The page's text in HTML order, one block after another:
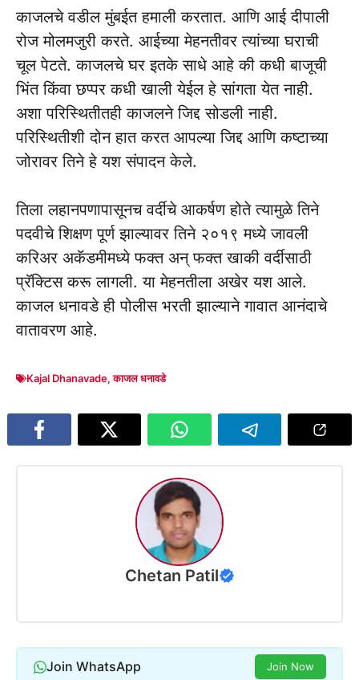
काजलचे वडील मुंबईत हमाली करतात. आणि आई दीपाली
रोज मोलमजुरी करते. आईच्या मेहनतीवर त्यांच्या घराची
चूल पेटते. काजलचे घर इतके साधे आहे की कधी बाजूची
भिंत किंवा छप्पर कधी खाली येईल हे सांगता येत नाही.
अशा परिस्थितीतही काजलने जिद्द सोडली नाही.
परिस्थितीशी दोन हात करत आपल्या जिद्द आणि कष्टाच्या
जोरावर तिने हे यश संपादन केले.
तिला लहानपणापासूनच वर्दीचे आकर्षण होते त्यामुळे तिने
पदवीचे शिक्षण पूर्ण झाल्यावर तिने २०१९ मध्ये जावली
करिअर अकॅडमीमध्ये फक्त अन् फक्त खाकी वर्दीसाठी
प्रॅक्टिस करू लागली. या मेहनतीला अखेर यश आले.
काजल धनावडे ही पोलीस भरती झाल्याने गावात आनंदाचे
वातावरण आहे.
Kajal Dhanavade,काजल धनावडे
Chetan Patil
Join WhatsApp Join Now